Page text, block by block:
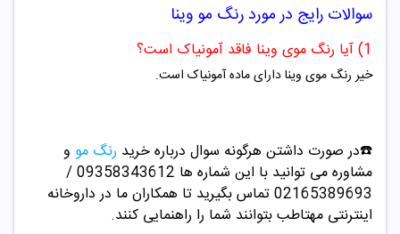
سوالات رایج در مورد رنگ مو وینا
1) آیا رنگ موی وینا فاقد آمونیاک است؟
خیر رنگ موی وینا دارای ماده آمونیاک است.
☎️در صورت داشتن هرگونه سوال درباره خرید رنگ مو و
مشاوره می توانید با این شماره ها 09358343612 /
02165389693تماس بگیرید تا همکاران ما در داروخانه
اینترنتی مهتاطب بتوانند شما را راهنمایی کنند.